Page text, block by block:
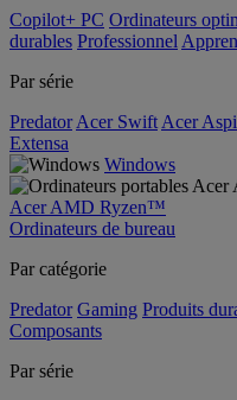
Copilot+ PC Ordinateurs
durables Professionnel
Par série
Predator Acer Swift Acer
Extensa
Windows
Acer AMD Ryzen™
Ordinateurs de bureau
Par catégorie
Predator Gaming Produits
Composants
Par série